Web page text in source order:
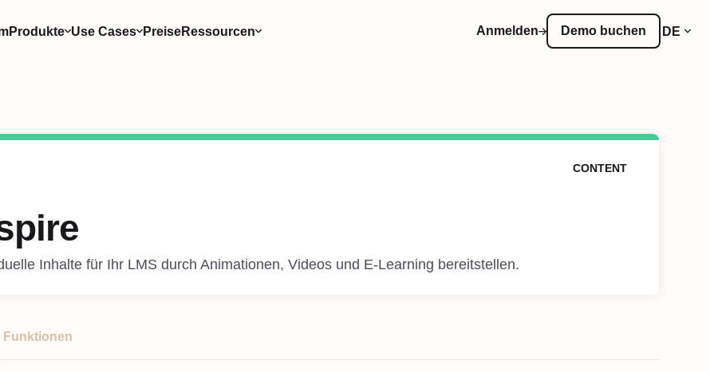
Produkte Use Cases PreiseRessourcen Anmelden Demo buchen DE
CONTENT
Inhalte für Ihr LMS durch Animationen, Videos und E-Learning bereitstellen.
Funktionen